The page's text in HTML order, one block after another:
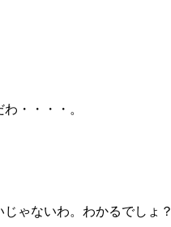
・・・・。
ゃないわ。わかるでしょ？